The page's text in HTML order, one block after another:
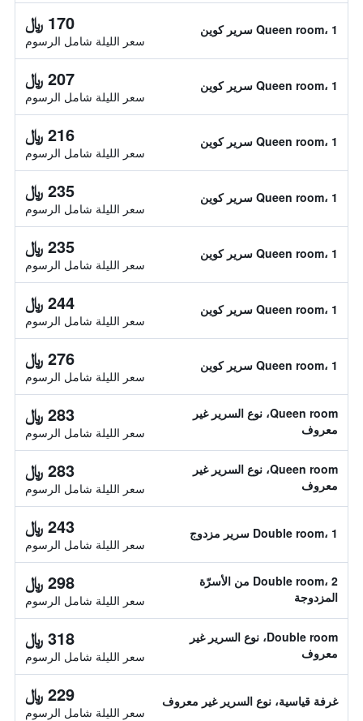
Queen room، 1 سرير كوين 170 ﷼
سعر الليلة شامل الرسوم
Queen room، 1 سرير كوين 207 ﷼
سعر الليلة شامل الرسوم
Queen room، 1 سرير كوين 216 ﷼
سعر الليلة شامل الرسوم
Queen room، 1 سرير كوين 235 ﷼
سعر الليلة شامل الرسوم
Queen room، 1 سرير كوين 235 ﷼
سعر الليلة شامل الرسوم
Queen room، 1 سرير كوين 244 ﷼
سعر الليلة شامل الرسوم
Queen room، 1 سرير كوين 276 ﷼
سعر الليلة شامل الرسوم
Queen room، نوع السرير غير
معروف
283 ﷼
سعر الليلة شامل الرسوم
Queen room، نوع السرير غير
معروف
283 ﷼
سعر الليلة شامل الرسوم
Double room، 1 سرير مزدوج 243 ﷼
سعر الليلة شامل الرسوم
Double room، 2 من الأسرّة
المزدوجة
298 ﷼
سعر الليلة شامل الرسوم
Double room، نوع السرير غير
معروف
318 ﷼
سعر الليلة شامل الرسوم
غرفة قياسية، نوع السرير غير معروف 229 ﷼
سعر الليلة شامل الرسوم